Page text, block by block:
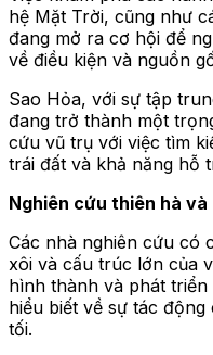
hệ Mặt Trời, cũng như
đang mở ra cơ hội để
về điều kiện và nguồn
Sao Hỏa, với sự tập
đang trở thành một
cứu vũ trụ với việc tìm
trái đất và khả năng hỗ
Nghiên cứu thiên hà
Các nhà nghiên cứu có
xôi và cấu trúc lớn của
hình thành và phát
hiểu biết về sự tác
tối.